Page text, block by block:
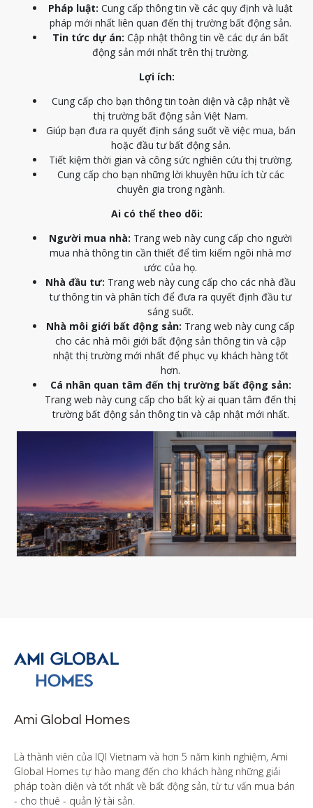
Pháp luật: Cung cấp thông tin về các quy định và luật
pháp mới nhất liên quan đến thị trường bất động sản.
Tin tức dự án: Cập nhật thông tin về các dự án bất
động sản mới nhất trên thị trường.
Lợi ích:
Cung cấp cho bạn thông tin toàn diện và cập nhật về
thị trường bất động sản Việt Nam.
Giúp bạn đưa ra quyết định sáng suốt về việc mua, bán
hoặc đầu tư bất động sản.
Tiết kiệm thời gian và công sức nghiên cứu thị trường.
Cung cấp cho bạn những lời khuyên hữu ích từ các
chuyên gia trong ngành.
Ai có thể theo dõi:
Người mua nhà: Trang web này cung cấp cho người
mua nhà thông tin cần thiết để tìm kiếm ngôi nhà mơ
ước của họ.
Nhà đầu tư: Trang web này cung cấp cho các nhà đầu
tư thông tin và phân tích để đưa ra quyết định đầu tư
sáng suốt.
Nhà môi giới bất động sản: Trang web này cung cấp
cho các nhà môi giới bất động sản thông tin và cập
nhật thị trường mới nhất để phục vụ khách hàng tốt
hơn.
Cá nhân quan tâm đến thị trường bất động sản:
Trang web này cung cấp cho bất kỳ ai quan tâm đến thị
trường bất động sản thông tin và cập nhật mới nhất.
Ami Global Homes
Là thành viên của IQI Vietnam và hơn 5 năm kinh nghiệm, Ami
Global Homes tự hào mang đến cho khách hàng những giải
pháp toàn diện và tốt nhất về bất động sản, từ tư vấn mua bán
- cho thuê - quản lý tài sản.